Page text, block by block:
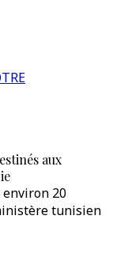
aux
20
tunisien